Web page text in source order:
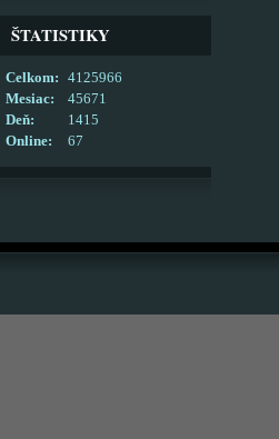
ŠTATISTIKY
Online: 67
Celkom:
4125966
Mesiac:
45671
Deň:
1415